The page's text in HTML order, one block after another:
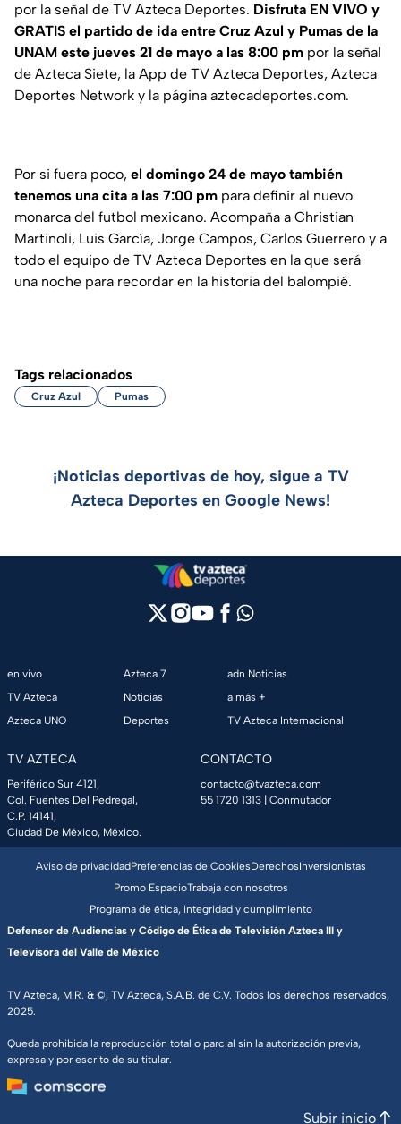
por la señal de TV Azteca Deportes. Disfruta EN VIVO y
GRATIS el partido de ida entre Cruz Azul y Pumas de la
UNAM este jueves 21 de mayo a las 8:00 pm por la señal
de Azteca Siete, la App de TV Azteca Deportes, Azteca
Deportes Network y la página aztecadeportes.com.
Por si fuera poco, el domingo 24 de mayo también
tenemos una cita a las 7:00 pm para definir al nuevo
monarca del futbol mexicano. Acompaña a Christian
Martinoli, Luis García, Jorge Campos, Carlos Guerrero y a
todo el equipo de TV Azteca Deportes en la que será
una noche para recordar en la historia del balompié.
Tags relacionados
Cruz Azul Pumas
¡Noticias deportivas de hoy, sigue a TV
Azteca Deportes en Google News!
en vivo
TV Azteca
Azteca UNO
Azteca 7
Noticias
Deportes
adn Noticias
a más +
TV Azteca Internacional
TV AZTECA
Periférico Sur 4121,
Col. Fuentes Del Pedregal,
C.P. 14141,
Ciudad De México, México.
CONTACTO
contacto@tvazteca.com
55 1720 1313 | Conmutador
TV Azteca, M.R. & ©, TV Azteca, S.A.B. de C.V. Todos los derechos reservados,
2025.
Queda prohibida la reproducción total o parcial sin la autorización previa,
expresa y por escrito de su titular.
Aviso de privacidadPreferencias de CookiesDerechosInversionistas
Promo EspacioTrabaja con nosotros
Programa de ética, integridad y cumplimiento
Defensor de Audiencias y Código de Ética de Televisión Azteca III y
Televisora del Valle de México
Subir inicio